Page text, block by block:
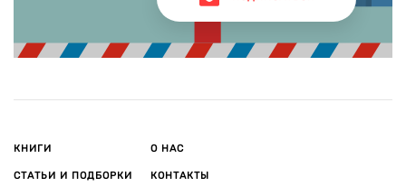
КНИГИ
СТАТЬИ И ПОДБОРКИ
О НАС
КОНТАКТЫ